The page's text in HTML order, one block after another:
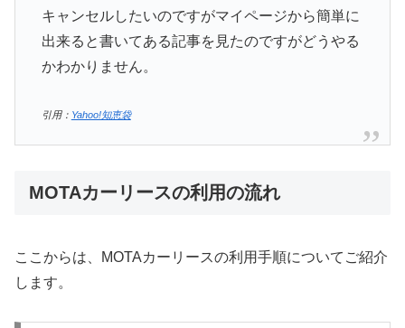
キャンセルしたいのですがマイページから簡単に
出来ると書いてある記事を見たのですがどうやる
かわかりません。
引用： Yahoo!知恵袋
MOTAカーリースの利用の流れ
ここからは、MOTAカーリースの利用手順についてご紹介
します。